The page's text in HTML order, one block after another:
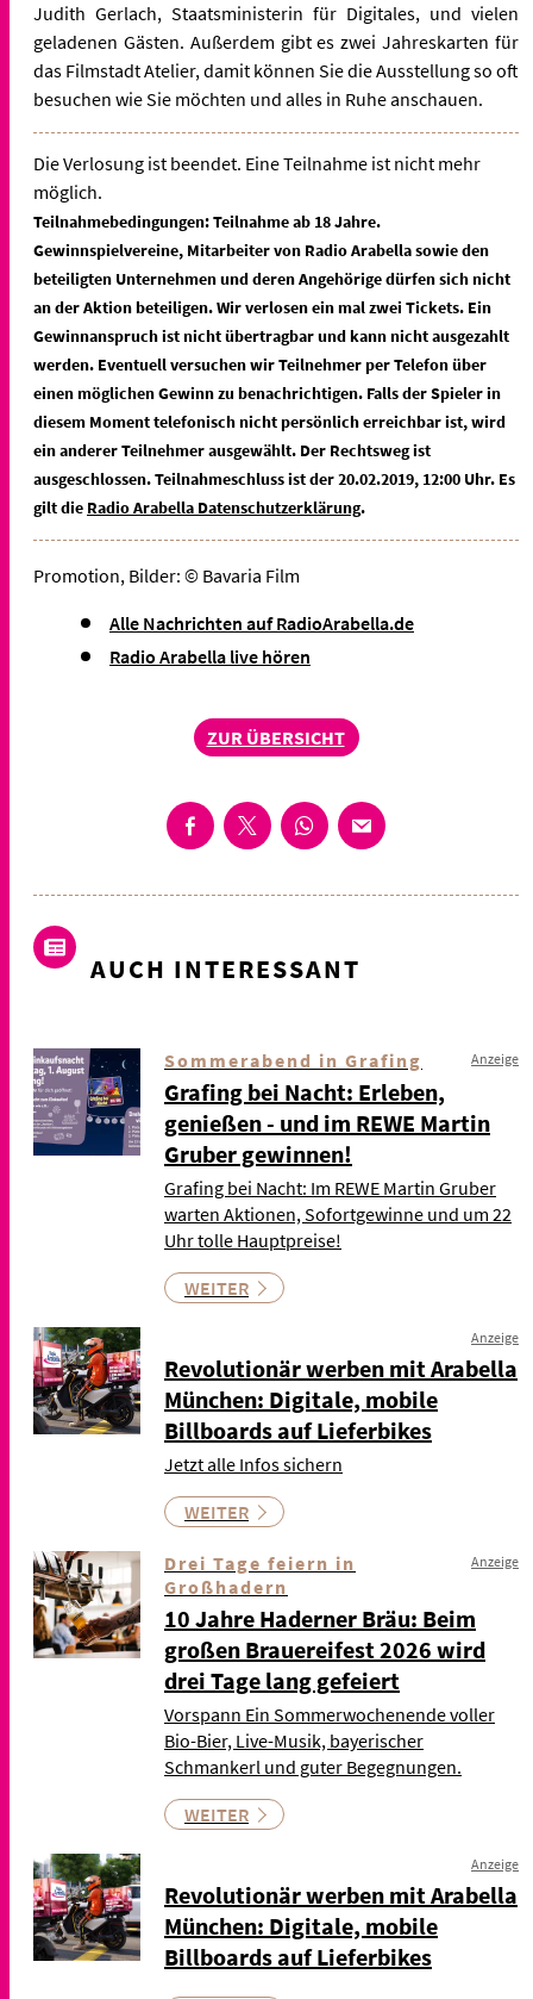
Judith Gerlach, Staatsministerin für Digitales, und vielen
geladenen Gästen. Außerdem gibt es zwei Jahreskarten für
das Filmstadt Atelier, damit können Sie die Ausstellung so oft
besuchen wie Sie möchten und alles in Ruhe anschauen.
Die Verlosung ist beendet. Eine Teilnahme ist nicht mehr
möglich.
Teilnahmebedingungen: Teilnahme ab 18 Jahre.
Gewinnspielvereine, Mitarbeiter von Radio Arabella sowie den
beteiligten Unternehmen und deren Angehörige dürfen sich nicht
an der Aktion beteiligen. Wir verlosen ein mal zwei Tickets. Ein
Gewinnanspruch ist nicht übertragbar und kann nicht ausgezahlt
werden. Eventuell versuchen wir Teilnehmer per Telefon über
einen möglichen Gewinn zu benachrichtigen. Falls der Spieler in
diesem Moment telefonisch nicht persönlich erreichbar ist, wird
ein anderer Teilnehmer ausgewählt. Der Rechtsweg ist
ausgeschlossen. Teilnahmeschluss ist der 20.02.2019, 12:00 Uhr. Es
gilt die Radio Arabella Datenschutzerklärung.
Promotion, Bilder: © Bavaria Film
Alle Nachrichten auf RadioArabella.de
Radio Arabella live hören
ZUR ÜBERSICHT
AUCH INTERESSANT
Sommerabend in Grafing Anzeige
Grafing bei Nacht: Erleben,
genießen - und im REWE Martin
Gruber gewinnen!
Grafing bei Nacht: Im REWE Martin Gruber
warten Aktionen, Sofortgewinne und um 22
Uhr tolle Hauptpreise!
WEITER
Anzeige
Revolutionär werben mit Arabella
München: Digitale, mobile
Billboards auf Lieferbikes
Jetzt alle Infos sichern
WEITER
Drei Tage feiern in
Großhadern
Anzeige
10 Jahre Haderner Bräu: Beim
großen Brauereifest 2026 wird
drei Tage lang gefeiert
Vorspann Ein Sommerwochenende voller
Bio-Bier, Live-Musik, bayerischer
Schmankerl und guter Begegnungen.
WEITER
Anzeige
Revolutionär werben mit Arabella
München: Digitale, mobile
Billboards auf Lieferbikes